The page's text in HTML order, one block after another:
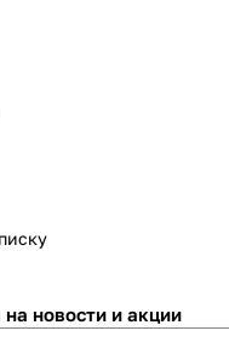
на новости и акции